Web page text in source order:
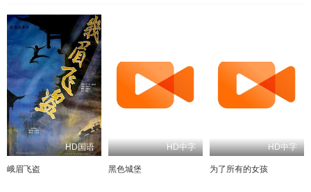
HD国语
峨眉飞盗
HD中字
黑色城堡
HD中字
为了所有的女孩